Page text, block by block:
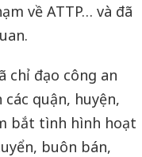
về ATTP… và đã
chỉ đạo công an
quận, huyện,
bắt tình hình hoạt
buôn bán,